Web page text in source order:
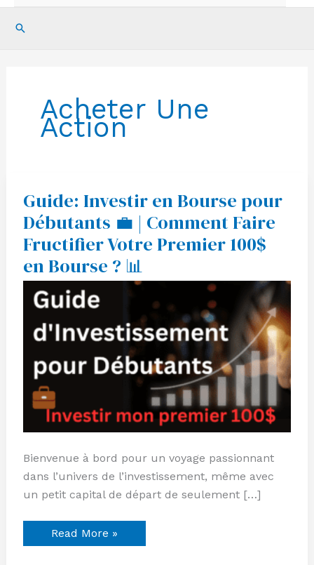
Recherche
Acheter Une
Action
Guide: Investir en Bourse pour
Débutants 💼 | Comment Faire
Fructifier Votre Premier 100$
en Bourse ? 📊
Bienvenue à bord pour un voyage passionnant
dans l’univers de l’investissement, même avec
un petit capital de départ de seulement […]
Guide:
Investir
en
Bourse
pour
Débutants
💼
|
Comment
Faire
Fructifier
Premier
100$
Bourse
?
Read More »